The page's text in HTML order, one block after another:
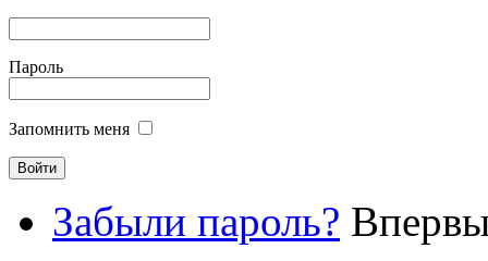
Пароль
Запомнить меня
Забыли пароль?